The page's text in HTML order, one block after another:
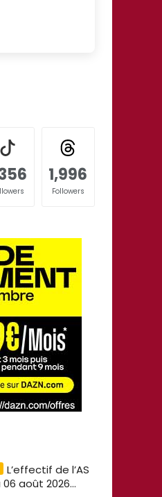
1,996
Followers
L’effectif de l’AS
août 2026…